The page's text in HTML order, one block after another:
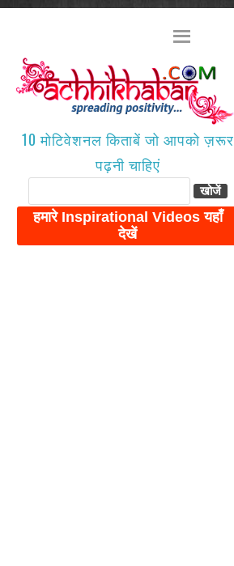
10 मोटिवेशनल किताबें जो आपको ज़रूर
पढ़नी चाहिएं